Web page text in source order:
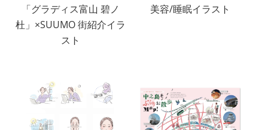
「グラディス富山 碧ノ
杜」×SUUMO 街紹介イラ
スト
美容/睡眠イラスト